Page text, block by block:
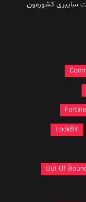
کشورمون
Out Of